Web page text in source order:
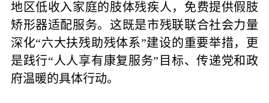
地区低收入家庭的肢体残疾人，免费提供假肢
矫形器适配服务。这既是市残联联合社会力量
深化“六大扶残助残体系”建设的重要举措，更
是践行“人人享有康复服务”目标、传递党和政
府温暖的具体行动。